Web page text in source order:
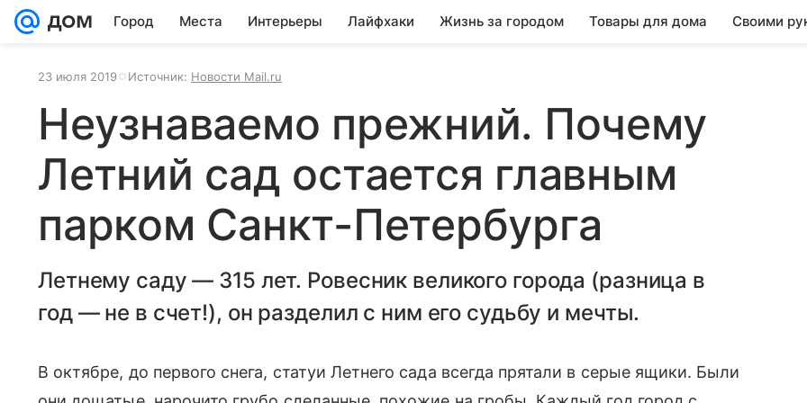
Город Места Интерьеры Лайфхаки Жизнь за городом Товары для дома Своими
23 июля 2019 Источник: Новости Mail.ru
Неузнаваемо прежний. Почему
Летний сад остается главным
парком Санкт-Петербурга
Летнему саду — 315 лет. Ровесник великого города (разница в
год — не в счет!), он разделил с ним его судьбу и мечты.
В октябре, до первого снега, статуи Летнего сада всегда прятали в серые ящики. Были